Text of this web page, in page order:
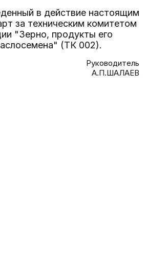
в действие настоящим
за техническим комитетом
"Зерно, продукты его
(ТК 002).
Руководитель
А.П.ШАЛАЕВ